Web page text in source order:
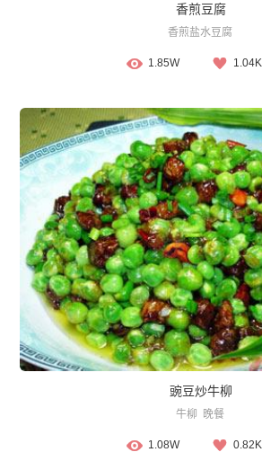
香煎豆腐
香煎盐水豆腐
1.85W 1.04K
豌豆炒牛柳
牛柳 晚餐
1.08W 0.82K